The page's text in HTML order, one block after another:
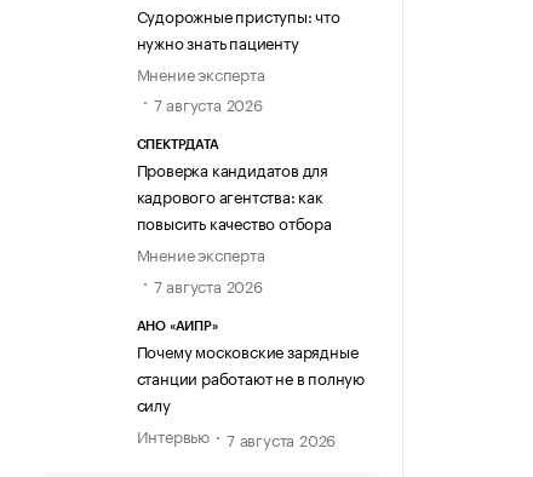
Судорожные приступы: что
нужно знать пациенту
Мнение эксперта
7 августа 2026
СПЕКТРДАТА
Проверка кандидатов для
кадрового агентства: как
повысить качество отбора
Мнение эксперта
7 августа 2026
АНО «АИПР»
Почему московские зарядные
станции работают не в полную
силу
Интервью
7 августа 2026